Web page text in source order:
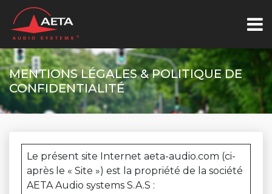
MENTIONS LÉGALES & POLITIQUE DE
CONFIDENTIALITÉ
Le présent site Internet aeta-audio.com (ci-
après le « Site ») est la propriété de la société
AETA Audio systems S.A.S :